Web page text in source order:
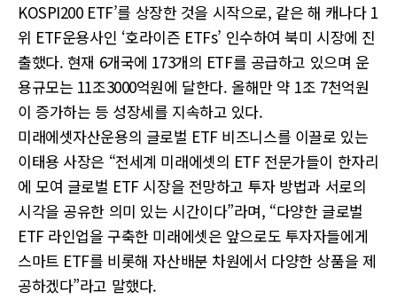
KOSPI200 ETF’를 상장한 것을 시작으로, 같은 해 캐나다 1
위 ETF운용사인 ‘호라이즌 ETFs’ 인수하여 북미 시장에 진
출했다. 현재 6개국에 173개의 ETF를 공급하고 있으며 운
용규모는 11조3000억원에 달한다. 올해만 약 1조 7천억원
이 증가하는 등 성장세를 지속하고 있다.
미래에셋자산운용의 글로벌 ETF 비즈니스를 이끌로 있는
이태용 사장은 “전세계 미래에셋의 ETF 전문가들이 한자리
에 모여 글로벌 ETF 시장을 전망하고 투자 방법과 서로의
시각을 공유한 의미 있는 시간이다”라며, “다양한 글로벌
ETF 라인업을 구축한 미래에셋은 앞으로도 투자자들에게
스마트 ETF를 비롯해 자산배분 차원에서 다양한 상품을 제
공하겠다”라고 말했다.